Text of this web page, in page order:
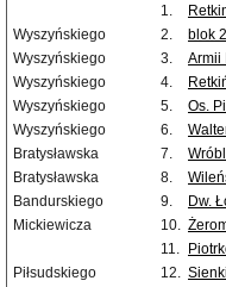
1.
Wyszyńskiego
2. blok
Wyszyńskiego
3. Armii
Wyszyńskiego
4.
Wyszyńskiego
5. Os.
Wyszyńskiego
6.
Bratysławska
7.
Bratysławska
8.
Bandurskiego
9. Dw.
Mickiewicza
10.
11.
Piłsudskiego
12.